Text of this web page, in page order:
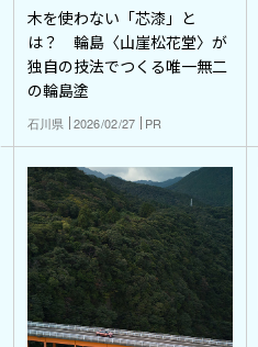
木を使わない「芯漆」と
は？ 輪島〈山崖松花堂〉が
独自の技法でつくる唯一無二
の輪島塗
石川県 2026/02/27 PR